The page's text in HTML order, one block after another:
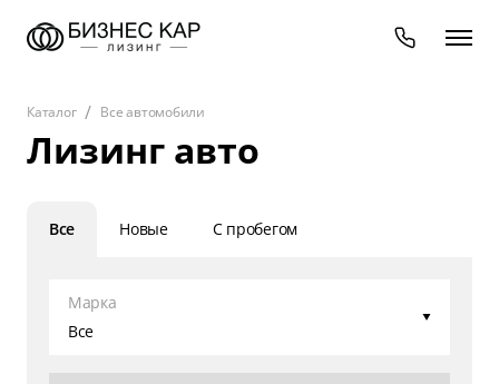
Каталог Все автомобили
Лизинг авто
Все Новые С пробегом
Марка
Все